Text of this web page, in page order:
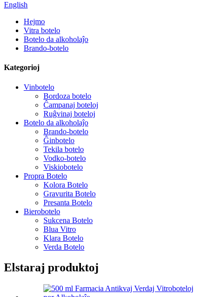
English
Hejmo
Vitra botelo
Botelo da alkoholaĵo
Brando-botelo
Kategorioj
Vinbotelo
Bordoza botelo
Ĉampanaj boteloj
Ruĝvinaj boteloj
Botelo da alkoholaĵo
Brando-botelo
Ĝinbotelo
Tekila botelo
Vodko-botelo
Viskiobotelo
Propra Botelo
Kolora Botelo
Gravurita Botelo
Presanta Botelo
Bierobotelo
Sukcena Botelo
Blua Vitro
Klara Botelo
Verda Botelo
Elstaraj produktoj